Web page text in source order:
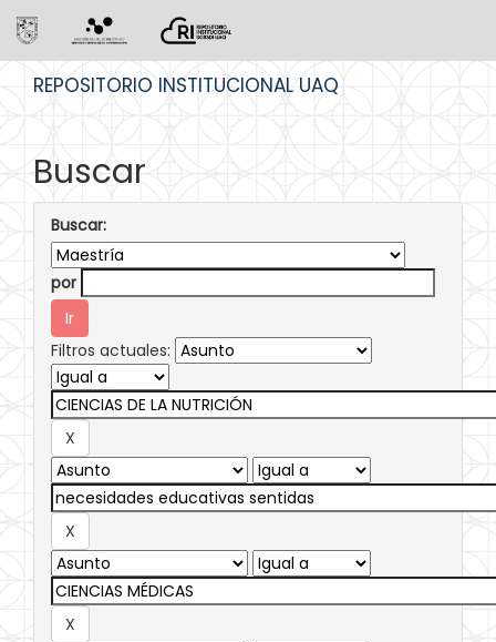
REPOSITORIO INSTITUCIONAL UAQ
Buscar
Buscar:
por
Filtros actuales: